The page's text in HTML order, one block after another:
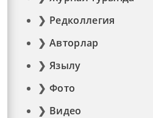
Редколлегия
Авторлар
Язылу
Фото
Видео